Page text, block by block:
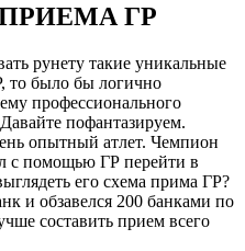
ГР
рунету такие уникальные
то было бы логично
профессионального
пофантазируем.
опытный атлет. Чемпион
с помощью ГР перейти в
его схема прима ГР?
и обзавелся 200 банками по
составить прием всего